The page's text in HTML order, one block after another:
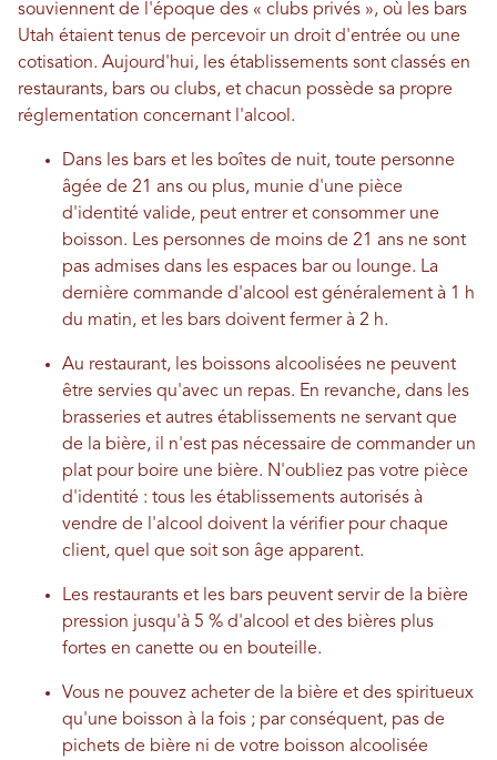
souviennent de l'époque des « clubs privés », où les bars
Utah étaient tenus de percevoir un droit d'entrée ou une
cotisation. Aujourd'hui, les établissements sont classés en
restaurants, bars ou clubs, et chacun possède sa propre
réglementation concernant l'alcool.
Dans les bars et les boîtes de nuit, toute personne
âgée de 21 ans ou plus, munie d'une pièce
d'identité valide, peut entrer et consommer une
boisson. Les personnes de moins de 21 ans ne sont
pas admises dans les espaces bar ou lounge. La
dernière commande d'alcool est généralement à 1 h
du matin, et les bars doivent fermer à 2 h.
Au restaurant, les boissons alcoolisées ne peuvent
être servies qu'avec un repas. En revanche, dans les
brasseries et autres établissements ne servant que
de la bière, il n'est pas nécessaire de commander un
plat pour boire une bière. N'oubliez pas votre pièce
d'identité : tous les établissements autorisés à
vendre de l'alcool doivent la vérifier pour chaque
client, quel que soit son âge apparent.
Les restaurants et les bars peuvent servir de la bière
pression jusqu'à 5 % d'alcool et des bières plus
fortes en canette ou en bouteille.
Vous ne pouvez acheter de la bière et des spiritueux
qu'une boisson à la fois ; par conséquent, pas de
pichets de bière ni de votre boisson alcoolisée